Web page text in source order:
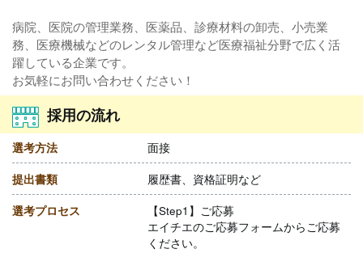
病院、医院の管理業務、医薬品、診療材料の卸売、小売業
務、医療機械などのレンタル管理など医療福祉分野で広く活
躍している企業です。
お気軽にお問い合わせください！
採用の流れ
選考方法 面接
提出書類 履歴書、資格証明など
選考プロセス
【Step1】ご応募
エイチエのご応募フォームからご応募
ください。